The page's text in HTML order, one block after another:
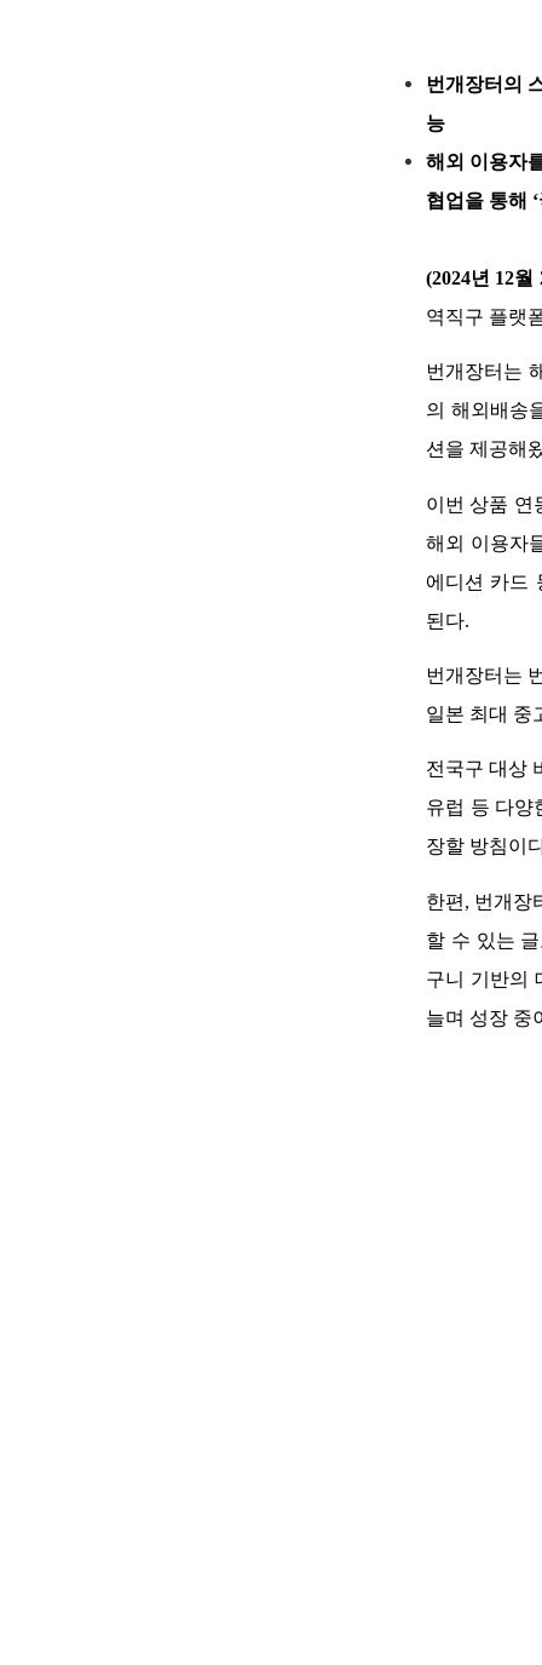
번개장터의
능
해외 이용자
협업을 통해
(2024년 12월
역직구 플랫
번개장터는
의 해외배송
션을 제공해
이번 상품 연
해외 이용자
에디션 카드
된다.
번개장터는
일본 최대 중
전국구 대상
유럽 등 다양
장할 방침이
한편, 번개장
할 수 있는
구니 기반의
늘며 성장 중